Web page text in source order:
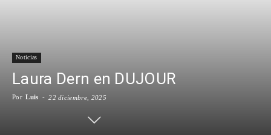
Noticias
Laura Dern en DUJOUR
Por Luis - 22 diciembre, 2025